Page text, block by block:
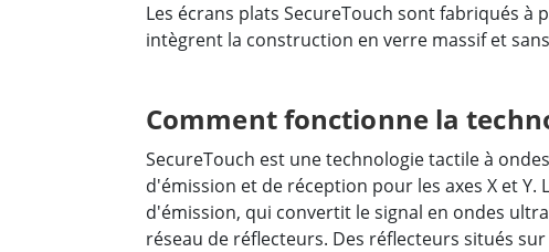
Les écrans plats SecureTouch sont fabriqués
intègrent la construction en verre massif et
Comment fonctionne la
SecureTouch est une technologie tactile à
d'émission et de réception pour les axes X et
d'émission, qui convertit le signal en ondes
réseau de réflecteurs. Des réflecteurs situés